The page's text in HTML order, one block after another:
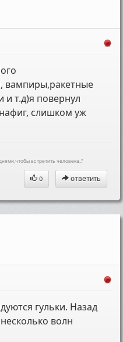
вампиры,ракетные
и т.д)я повернул
слишком уж
встретить человека.."
0 ответить
гульки. Назад
волн